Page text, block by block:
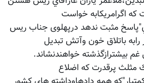
اگرامريكابه خواست
مثبت ندهد درپهلوی جناب ريس
باتلاق خون وآتش تبدیل
بيشترازگذشته خواهندنشاند.
مثلث پرقدرت كه اضلاع